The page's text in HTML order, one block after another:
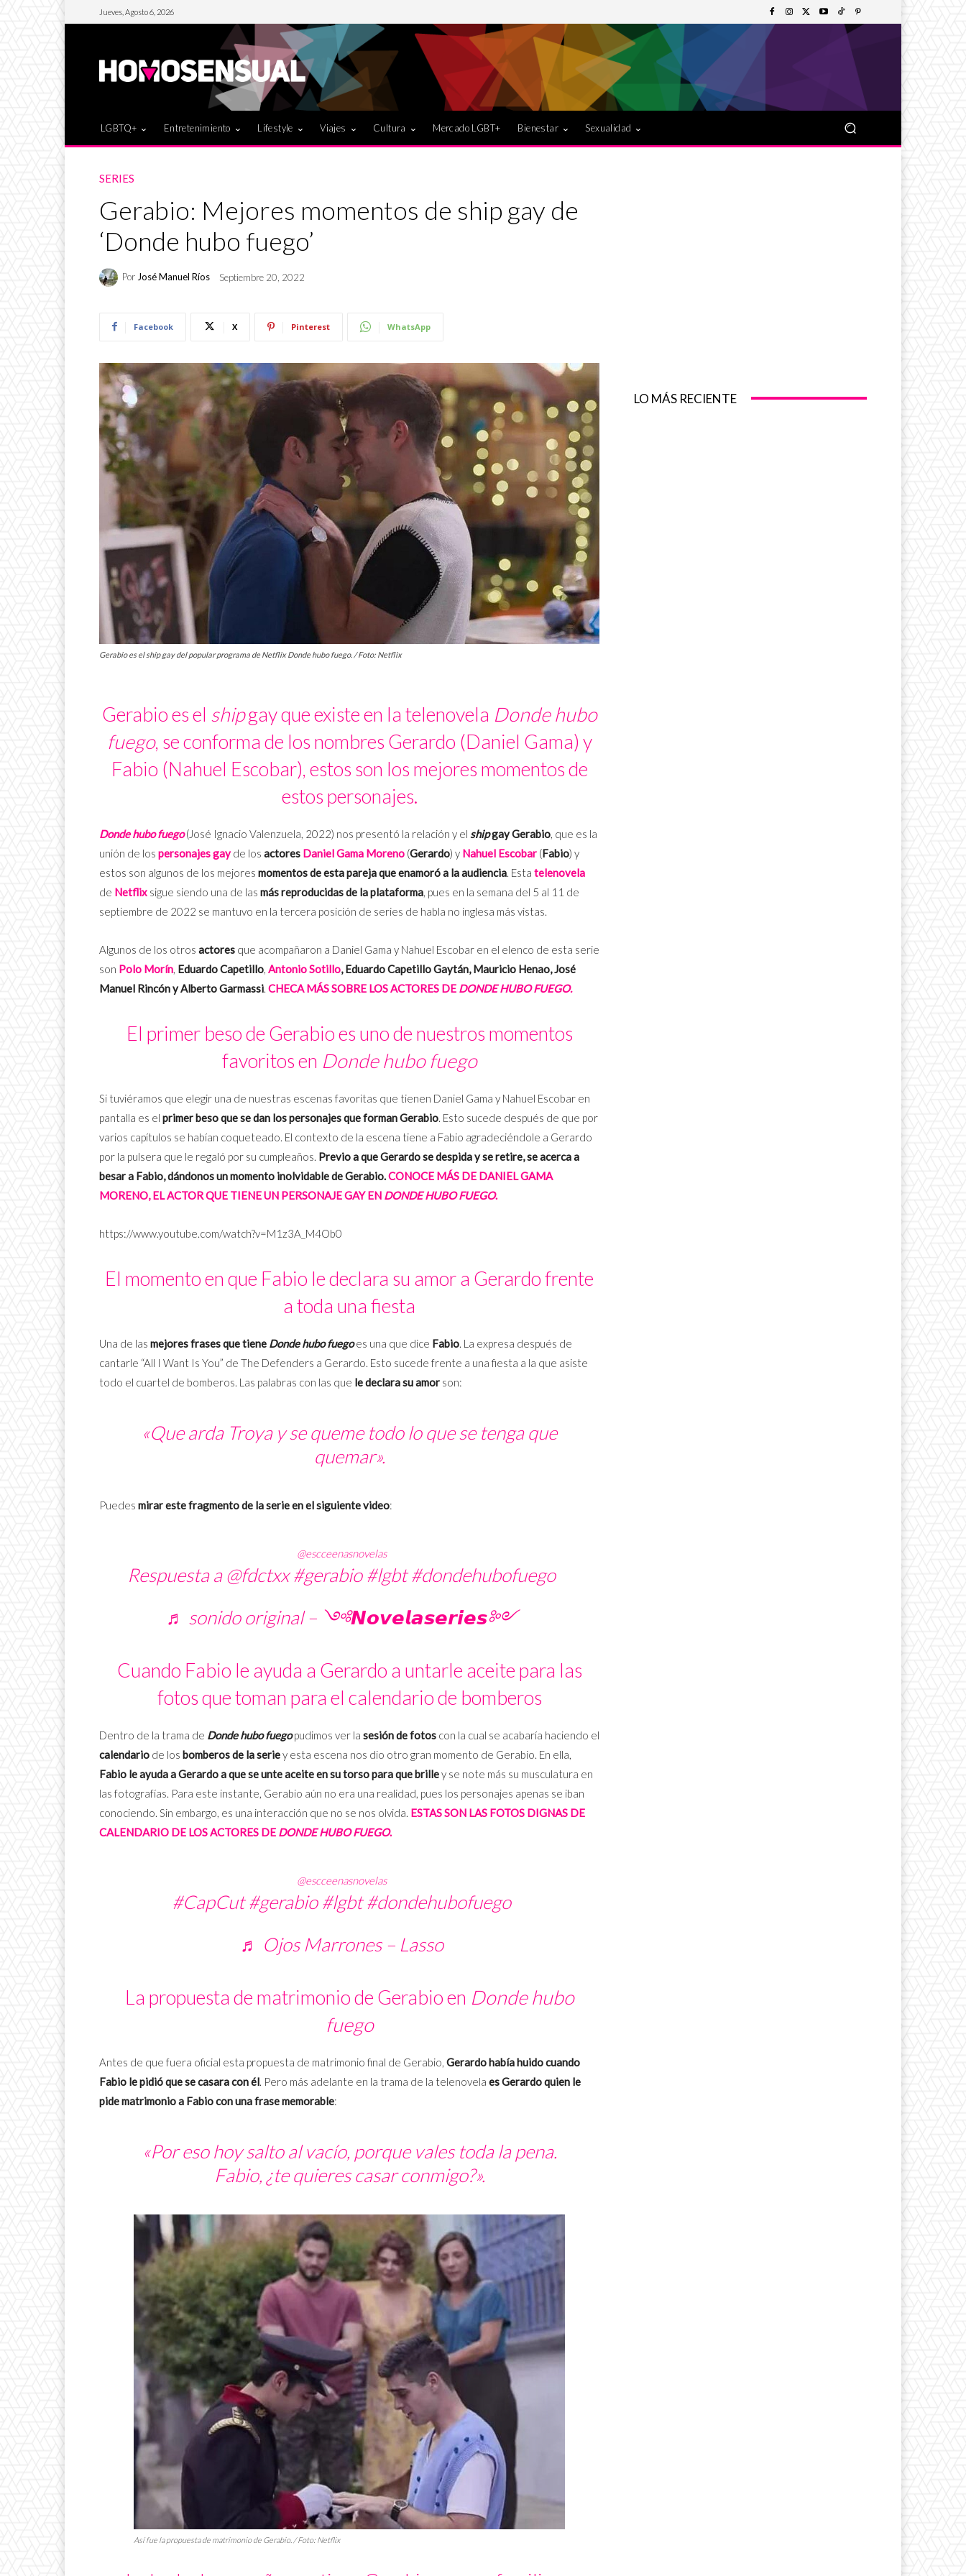
Jueves, Agosto 6, 2026
LGBTQ+ Entretenimiento Lifestyle Viajes Cultura Mercado LGBT+ Bienestar Sexualidad
SERIES
Gerabio: Mejores momentos de ship gay de
‘Donde hubo fuego’
PorJosé Manuel Ríos Septiembre 20, 2022
Facebook X Pinterest WhatsApp
Gerabio es el ship gay del popular programa de Netflix Donde hubo fuego. / Foto: Netflix
Gerabio es el shipgay que existe en la telenovela Donde hubo
fuego, se conforma de los nombres Gerardo (Daniel Gama) y
Fabio (Nahuel Escobar), estos son los mejores momentos de
estos personajes.
Donde hubo fuego (José Ignacio Valenzuela, 2022) nos presentó la relación y el shipgay Gerabio, que es la
unión de los personajes gayde los actores Daniel Gama Moreno (Gerardo) y Nahuel Escobar (Fabio) y
estos son algunos de los mejores momentos de esta pareja que enamoró a la audiencia. Esta telenovela
de Netflix sigue siendo una de las más reproducidas de la plataforma, pues en la semana del 5 al 11 de
septiembre de 2022 se mantuvo en la tercera posición de series de habla no inglesa más vistas.
Algunos de los otros actores que acompañaron a Daniel Gama y Nahuel Escobar en el elenco de esta serie
son Polo Morín, Eduardo Capetillo, Antonio Sotillo, Eduardo Capetillo Gaytán, Mauricio Henao, José
Manuel Rincón y Alberto Garmassi. CHECA MÁS SOBRE LOS ACTORES DE DONDE HUBO FUEGO.
El primer beso de Gerabio es uno de nuestros momentos
favoritos en Donde hubo fuego
Si tuviéramos que elegir una de nuestras escenas favoritas que tienen Daniel Gama y Nahuel Escobar en
pantalla es el primer beso que se dan los personajes que forman Gerabio. Esto sucede después de que por
varios capítulos se habían coqueteado. El contexto de la escena tiene a Fabio agradeciéndole a Gerardo
por la pulsera que le regaló por su cumpleaños. Previo a que Gerardo se despida y se retire, se acerca a
besar a Fabio, dándonos un momento inolvidable de Gerabio.CONOCE MÁS DE DANIEL GAMA
MORENO, EL ACTOR QUE TIENE UN PERSONAJE GAY EN DONDE HUBO FUEGO.
https://www.youtube.com/watch?v=M1z3A_M4Ob0
El momento en que Fabio le declara su amor a Gerardo frente
a toda una fiesta
Una de las mejores frases que tiene Donde hubo fuegoes una que dice Fabio. La expresa después de
cantarle “All I Want Is You” de The Defenders a Gerardo. Esto sucede frente a una fiesta a la que asiste
todo el cuartel de bomberos. Las palabras con las que le declara su amor son:
«Que arda Troya y se queme todo lo que se tenga que
quemar».
Puedes mirar este fragmento de la serie en el siguiente video:
@escceenasnovelas
Respuesta a @fdctxx#gerabio #lgbt #dondehubofuego
♬ sonido original – ༺𝙉𝙤𝙫𝙚𝙡𝙖𝙨𝙚𝙧𝙞𝙚𝙨༻
Cuando Fabio le ayuda a Gerardo a untarle aceite para las
fotos que toman para el calendario de bomberos
Dentro de la trama de Donde hubo fuego pudimos ver la sesión de fotos con la cual se acabaría haciendo el
calendario de los bomberos de la seriey esta escena nos dio otro gran momento de Gerabio. En ella,
Fabio le ayuda a Gerardo a que se unte aceite en su torso para que brilley se note más su musculatura en
las fotografías. Para este instante, Gerabio aún no era una realidad, pues los personajes apenas se iban
conociendo. Sin embargo, es una interacción que no se nos olvida. ESTAS SON LAS FOTOS DIGNAS DE
CALENDARIO DE LOS ACTORES DE DONDE HUBO FUEGO.
@escceenasnovelas
#CapCut #gerabio #lgbt #dondehubofuego
♬ Ojos Marrones – Lasso
La propuesta de matrimonio de Gerabio en Donde hubo
fuego
Antes de que fuera oficial esta propuesta de matrimonio final de Gerabio, Gerardo había huido cuando
Fabio le pidió que se casara con él. Pero más adelante en la trama de la telenovela es Gerardo quien le
pide matrimonio a Fabio con una frase memorable:
«Por eso hoy salto al vacío, porque vales toda la pena.
Fabio, ¿te quieres casar conmigo?».
Así fue la propuesta de matrimonio de Gerabio. / Foto: Netflix
LO MÁS RECIENTE